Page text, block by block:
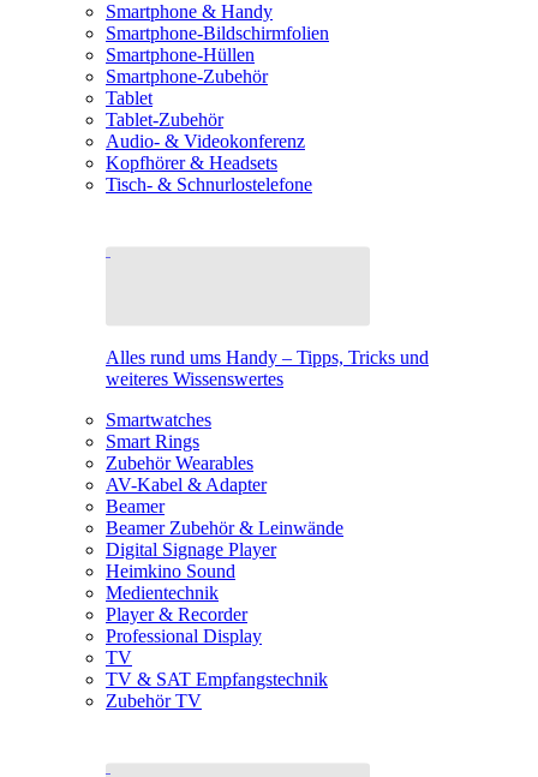
Smartphone & Handy
Smartphone-Bildschirmfolien
Smartphone-Hüllen
Smartphone-Zubehör
Tablet
Tablet-Zubehör
Audio- & Videokonferenz
Kopfhörer & Headsets
Tisch- & Schnurlostelefone
Alles rund ums Handy – Tipps, Tricks und
weiteres Wissenswertes
Smartwatches
Smart Rings
Zubehör Wearables
AV-Kabel & Adapter
Beamer
Beamer Zubehör & Leinwände
Digital Signage Player
Heimkino Sound
Medientechnik
Player & Recorder
Professional Display
TV
TV & SAT Empfangstechnik
Zubehör TV